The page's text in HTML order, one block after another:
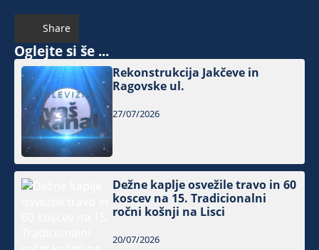
Share
Oglejte si še ...
Rekonstrukcija Jakčeve in
Ragovske ul.
27/07/2026
Dežne kaplje osvežile travo in 60
koscev na 15. Tradicionalni
ročni košnji na Lisci
20/07/2026